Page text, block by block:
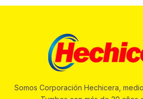
Somos Corporación Hechicera,